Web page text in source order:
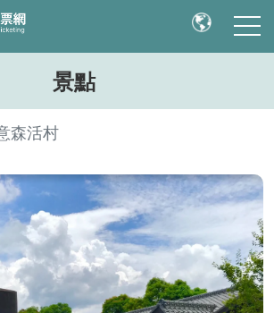
景點
森活村